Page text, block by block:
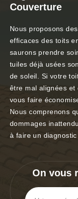
Couverture
Nous proposons
efficaces des toits
saurons prendre
tuiles déjà usées
de soleil. Si votre
être mal alignées et
vous faire
Nous comprenons
dommages
à faire un
On vous